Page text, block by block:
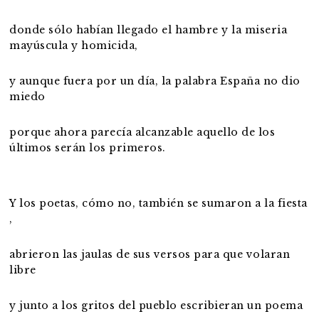
donde sólo habían llegado el hambre y la miseria
mayúscula y homicida,
y aunque fuera por un día, la palabra España no dio
miedo
porque ahora parecía alcanzable aquello de los
últimos serán los primeros.
Y los poetas, cómo no, también se sumaron a la fiesta
,
abrieron las jaulas de sus versos para que volaran
libre
y junto a los gritos del pueblo escribieran un poema